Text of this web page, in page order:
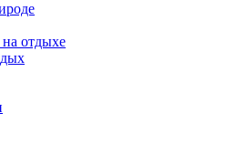
отдыхе